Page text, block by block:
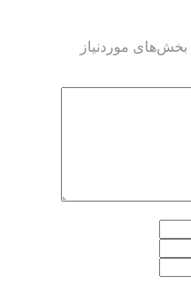
بخش‌های موردنیاز